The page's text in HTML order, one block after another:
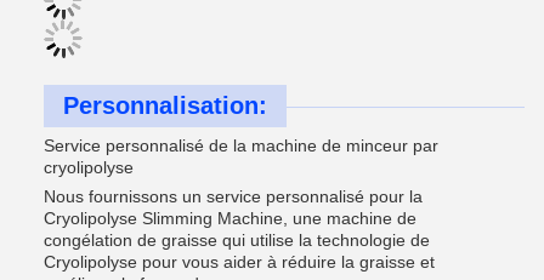
Personnalisation:
Service personnalisé de la machine de minceur par
cryolipolyse
Nous fournissons un service personnalisé pour la
Cryolipolyse Slimming Machine, une machine de
congélation de graisse qui utilise la technologie de
Cryolipolyse pour vous aider à réduire la graisse et